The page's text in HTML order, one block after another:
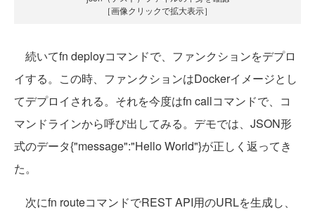
［画像クリックで拡大表示］
続いてfn deployコマンドで、ファンクションをデプロ
イする。この時、ファンクションはDockerイメージとし
てデプロイされる。それを今度はfn callコマンドで、コ
マンドラインから呼び出してみる。デモでは、JSON形
式のデータ{"message":"Hello World"}が正しく返ってき
た。
次にfn routeコマンドでREST API用のURLを生成し、